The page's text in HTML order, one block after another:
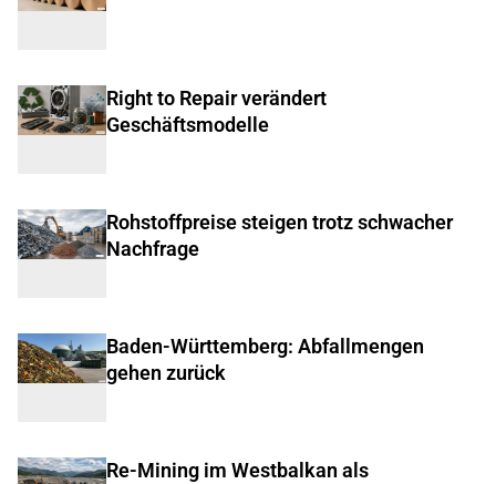
Right to Repair verändert
Geschäftsmodelle
Rohstoffpreise steigen trotz schwacher
Nachfrage
Baden-Württemberg: Abfallmengen
gehen zurück
Re-Mining im Westbalkan als